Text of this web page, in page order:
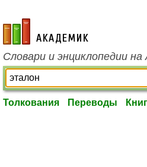
academic.ru
Словари и энциклопедии на
Толкования Переводы